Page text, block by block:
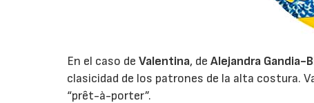
En el caso deValentina, deAlejandra Gandia-
clasicidad de los patrones de la alta costura.
“prêt-à-porter”.